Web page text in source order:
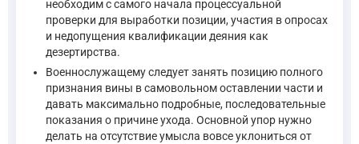
Деяние, совершенное только по неосторожности,
—Уголовный кодекс Российской Федерации, ст. 24
Теперь о возможных смягчающих обстоятельствах. Сын
Статья 73. Обстоятельства, подлежащие доказыванию
необходим с самого начала процессуальной
проверки для выработки позиции, участия в опросах
и недопущения квалификации деяния как
дезертирства.
Военнослужащему следует занять позицию полного
признания вины в самовольном оставлении части и
давать максимально подробные, последовательные
показания о причине ухода. Основной упор нужно
делать на отсутствие умысла вовсе уклониться от